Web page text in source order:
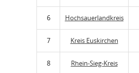
6 Hochsauerlandkreis
7 Kreis Euskirchen
8 Rhein-Sieg-Kreis